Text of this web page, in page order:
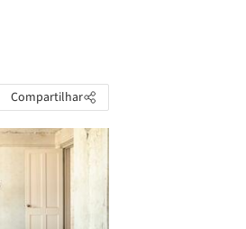
Compartilhar